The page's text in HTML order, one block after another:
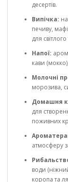
десертів.
Випічка:
печиву,
для світлого
Напої:
кави
Молочні
морозива,
Домашня
для
поживних
атмосферу
води
коропа та